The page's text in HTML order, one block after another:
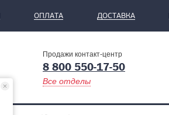
ОПЛАТА ДОСТАВКА
Продажи контакт-центр
8 800 550-17-50
Все отделы